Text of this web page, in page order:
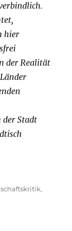
hier
der Realität
der Stadt
,